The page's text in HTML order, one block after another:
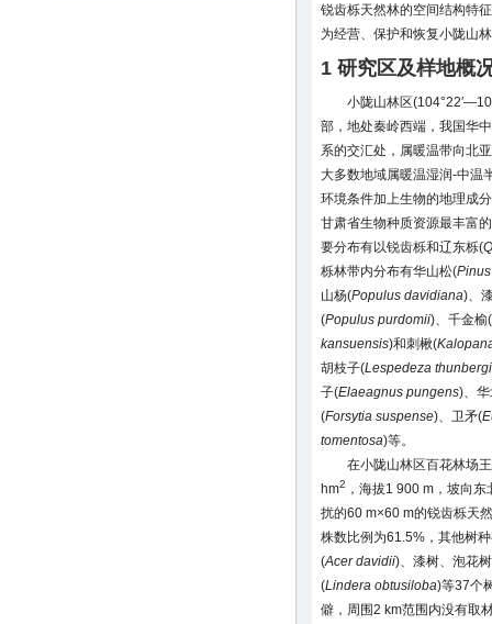
锐齿栎天然林的空间结构特
为经营、保护和恢复小陇山
1 研究区及样地概
小陇山林区
部，地处秦岭西端，我国华
系的交汇处，属暖温带向北
大多数地域属暖温湿润-中温
环境条件加上生物的地理成
甘肃省生物种质资源最丰富
要分布有以锐齿栎和辽东栎(
栎林带内分布有华山松(
山杨(Populus davidiana)、
(Populus purdomii)、千金榆(
kansuensis)和刺楸(
胡枝子(Lespedeza
子(Elaeagnus pungens)、
(Forsytia suspense)、卫矛(
tomentosa)等。
在小陇山林区百花林场
hm2 ，海拔1 900 m，坡向
扰的60 m×60 m的锐齿栎天
株数比例为61.5%，其他树
(Acer davidii)、漆树、泡花
(Lindera obtusiloba)等37个
僻，周围2 km范围内没有取